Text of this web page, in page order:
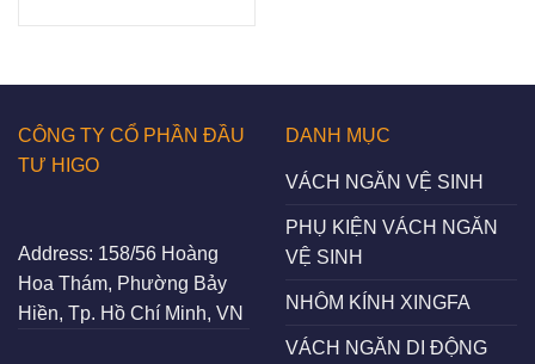
CÔNG TY CỔ PHẦN ĐẦU
TƯ HIGO
Address: 158/56 Hoàng
Hoa Thám, Phường Bảy
Hiền, Tp. Hồ Chí Minh, VN
DANH MỤC
VÁCH NGĂN VỆ SINH
PHỤ KIỆN VÁCH NGĂN
VỆ SINH
NHÔM KÍNH XINGFA
VÁCH NGĂN DI ĐỘNG